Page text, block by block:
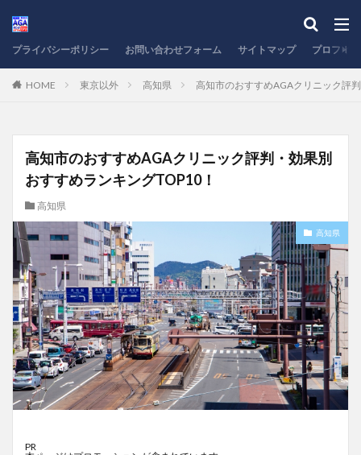
プライバシーポリシー お問い合わせフォーム サイトマップ プロフィ
HOME 東京以外 高知県 高知市のおすすめAGAクリニック評
高知市のおすすめAGAクリニック評判・効果別
おすすめランキングTOP10！
高知県
高知県
PR